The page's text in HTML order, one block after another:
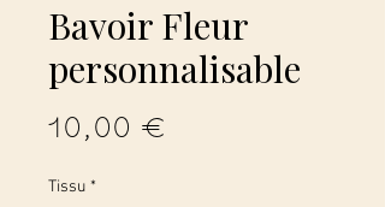
Bavoir Fleur
personnalisable
10,00 €
Tissu *